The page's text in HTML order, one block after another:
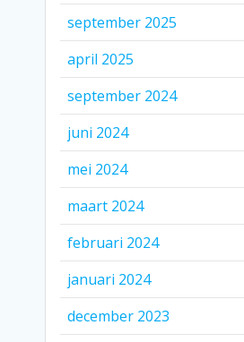
september 2025
april 2025
september 2024
juni 2024
mei 2024
maart 2024
februari 2024
januari 2024
december 2023